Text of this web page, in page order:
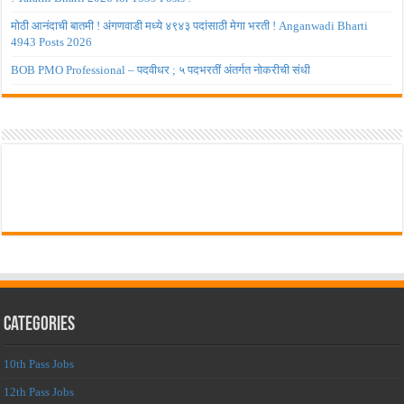
मोठी आनंदाची बातमी ! अंगणवाडी मध्ये ४९४३ पदांसाठी मेगा भरती ! Anganwadi Bharti
4943 Posts 2026
BOB PMO Professional – पदवीधर ; ५ पदभरतीं अंतर्गत नोकरीची संधी
Categories
10th Pass Jobs
12th Pass Jobs